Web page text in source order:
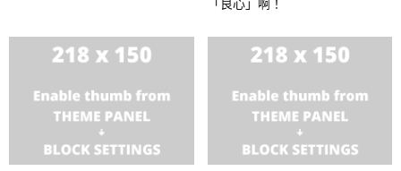
「良心」啊！